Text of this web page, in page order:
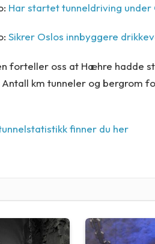
Har startet tunneldriving under
Sikrer Oslos innbyggere
forteller oss at Hæhre hadde
km tunneler og bergrom
finner du her